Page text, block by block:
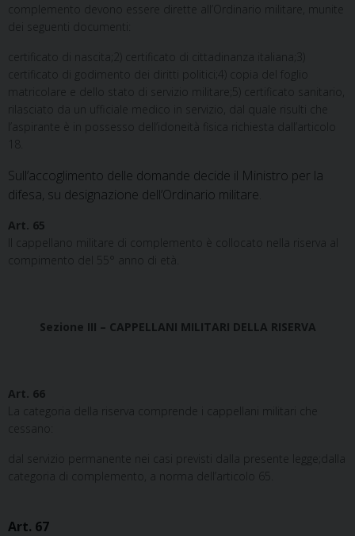
complemento devono essere dirette all’Ordinario militare, munite
dei seguenti documenti:
certificato di nascita;2) certificato di cittadinanza italiana;3)
certificato di godimento dei diritti politici;4) copia del foglio
matricolare e dello stato di servizio militare;5) certificato sanitario,
rilasciato da un ufficiale medico in servizio, dal quale risulti che
l’aspirante è in possesso dell’idoneità fisica richiesta dall’articolo
18.
Sull’accoglimento delle domande decide il Ministro per la
difesa, su designazione dell’Ordinario militare.
Art. 65
Il cappellano militare di complemento è collocato nella riserva al
compimento del 55° anno di età.
Sezione III – CAPPELLANI MILITARI DELLA RISERVA
Art. 66
La categoria della riserva comprende i cappellani militari che
cessano:
dal servizio permanente nei casi previsti dalla presente legge;dalla
categoria di complemento, a norma dell’articolo 65.
Art. 67